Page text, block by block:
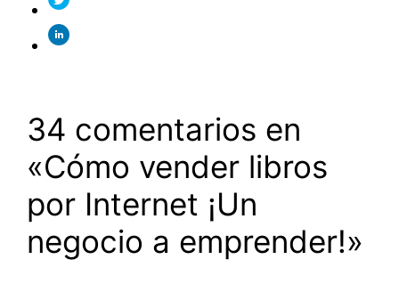
34 comentarios en
«Cómo vender libros
por Internet ¡Un
negocio a emprender!»